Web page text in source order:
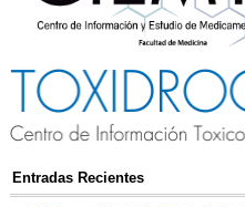
Entradas Recientes